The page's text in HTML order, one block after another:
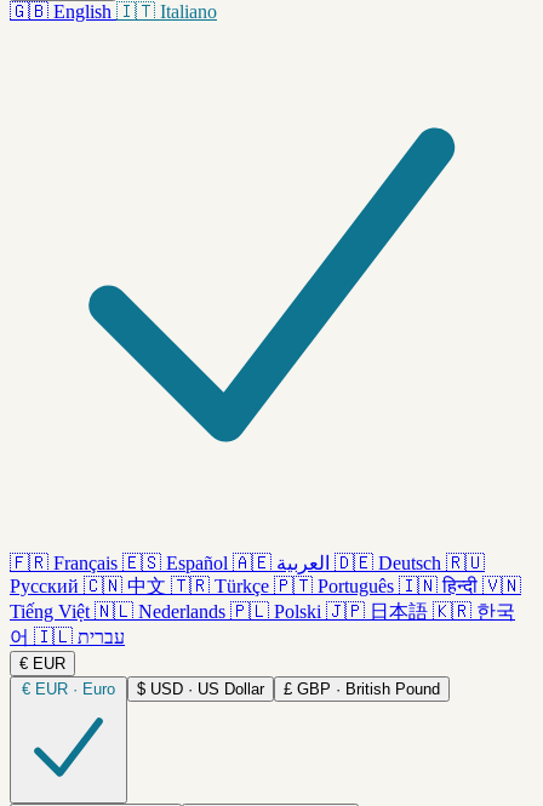
🇬🇧 English 🇮🇹 Italiano
🇫🇷 Français 🇪🇸 Español 🇦🇪 العربية 🇩🇪 Deutsch 🇷🇺
Русский 🇨🇳 中文 🇹🇷 Türkçe 🇵🇹 Português 🇮🇳 हिन्दी 🇻🇳
Tiếng Việt 🇳🇱 Nederlands 🇵🇱 Polski 🇯🇵 日本語 🇰🇷 한국
어 🇮🇱 עברית
€ EUR
€ EUR · Euro $ USD · US Dollar £ GBP · British Pound